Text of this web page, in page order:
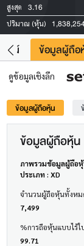
สูงสุด
3.16
ปริมาณ (หุ้น)
ยชน์ ข้อมูลผู้ถือ
ดูข้อมูลเชิงลึก
ข้อมูลผู้ถือหุ้น
ข้อมูลผู้ถือหุ้น
ภาพรวมข้อมูลผู้ถือ
ประเภท : XD
จำนวนผู้ถือหุ้นทั้งห
7,499
%การถือหุ้นแบบไร้
99.71